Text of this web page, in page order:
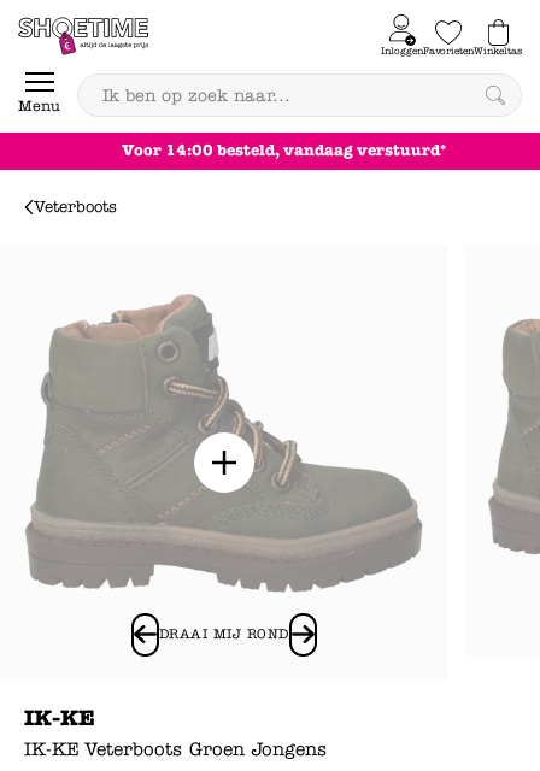
Skip to content
Menu
InloggenFavorietenWinkeltas
0
Achteraf betalen
Veterboots
DRAAI MIJ ROND
IK-KE
IK-KE Veterboots Groen Jongens